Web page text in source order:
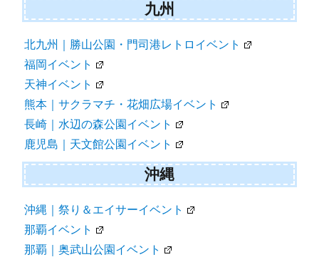
九州
北九州｜勝山公園・門司港レトロイベント
福岡イベント
天神イベント
熊本｜サクラマチ・花畑広場イベント
長崎｜水辺の森公園イベント
鹿児島｜天文館公園イベント
沖縄
沖縄｜祭り＆エイサーイベント
那覇イベント
那覇｜奥武山公園イベント